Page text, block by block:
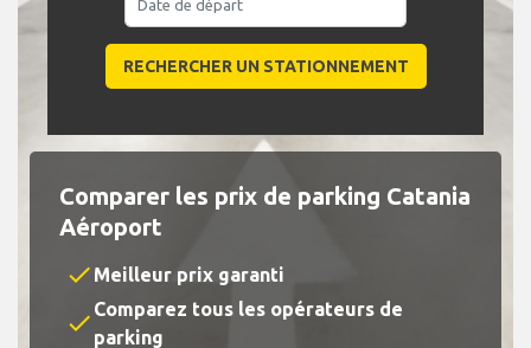
Comparer les prix de parking Catania
Aéroport
check Meilleur prix garanti
check Comparez tous les opérateurs de
parking